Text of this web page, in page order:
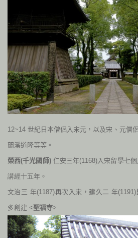
12~14世紀日本僧侶入宋元，以及宋、元僧
蘭溪道隆等等。
榮西(千光國師) 仁安三年(1168)入宋留學七
講經十五年。
文治三 年(1187)再次 入宋，建久二 年(1191)
多創建 <聖福寺>